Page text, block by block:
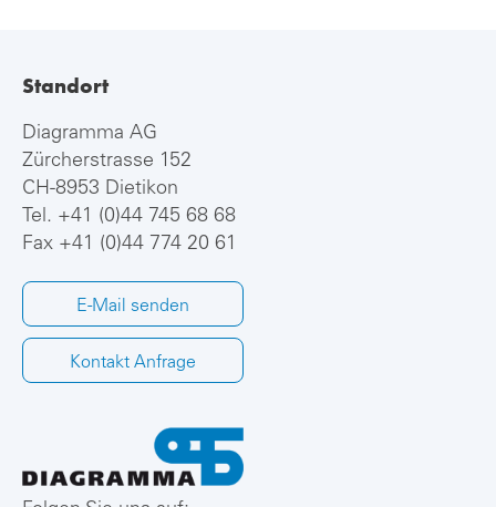
Standort
Diagramma AG
Zürcherstrasse 152
CH-8953 Dietikon
Tel. +41 (0)44 745 68 68
Fax +41 (0)44 774 20 61
E-Mail senden
Kontakt Anfrage